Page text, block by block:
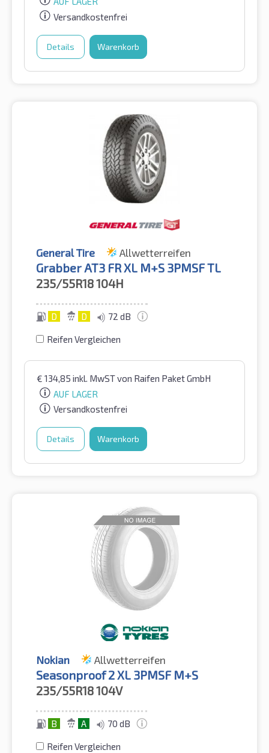
Versandkostenfrei
Details Warenkorb
General Tire Allwetterreifen
Grabber AT3 FR XL M+S 3PMSF TL
235/55R18104H
D D 72 dB
Reifen Vergleichen
€ 134,85 inkl. MwSTvon Raifen Paket GmbH
AUF LAGER
Versandkostenfrei
Details Warenkorb
Nokian Allwetterreifen
Seasonproof 2 XL 3PMSF M+S
235/55R18104V
B A 70 dB
Reifen Vergleichen